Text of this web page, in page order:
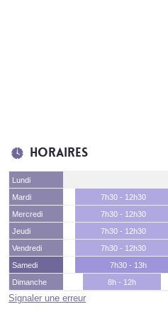
Horaires
Lundi
Mardi
7h30 - 12h30
Mercredi
7h30 - 12h30
Jeudi
7h30 - 12h30
Vendredi
7h30 - 12h30
Samedi
7h30 - 13h
Dimanche
8h - 12h
Signaler une erreur